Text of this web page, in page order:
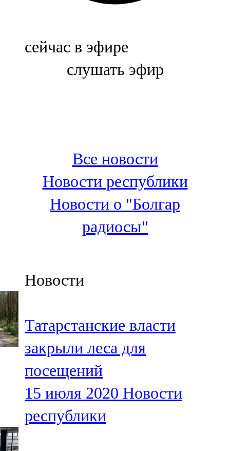
Болгар
100,3 FM
Зәй
106,6 FM
Кадыбаш
105,2 FM
91,5 FM
106,1 FM
Кама тамагы
71,51 FM
Кукмара
107,9 FM
сейчас в эфире
слушать эфир
Все новости
Новости республики
Новости о "Болгар
радиосы"
Новости
Татарстанские власти
закрыли леса для
посещений
15 июля 2020 Новости
республики